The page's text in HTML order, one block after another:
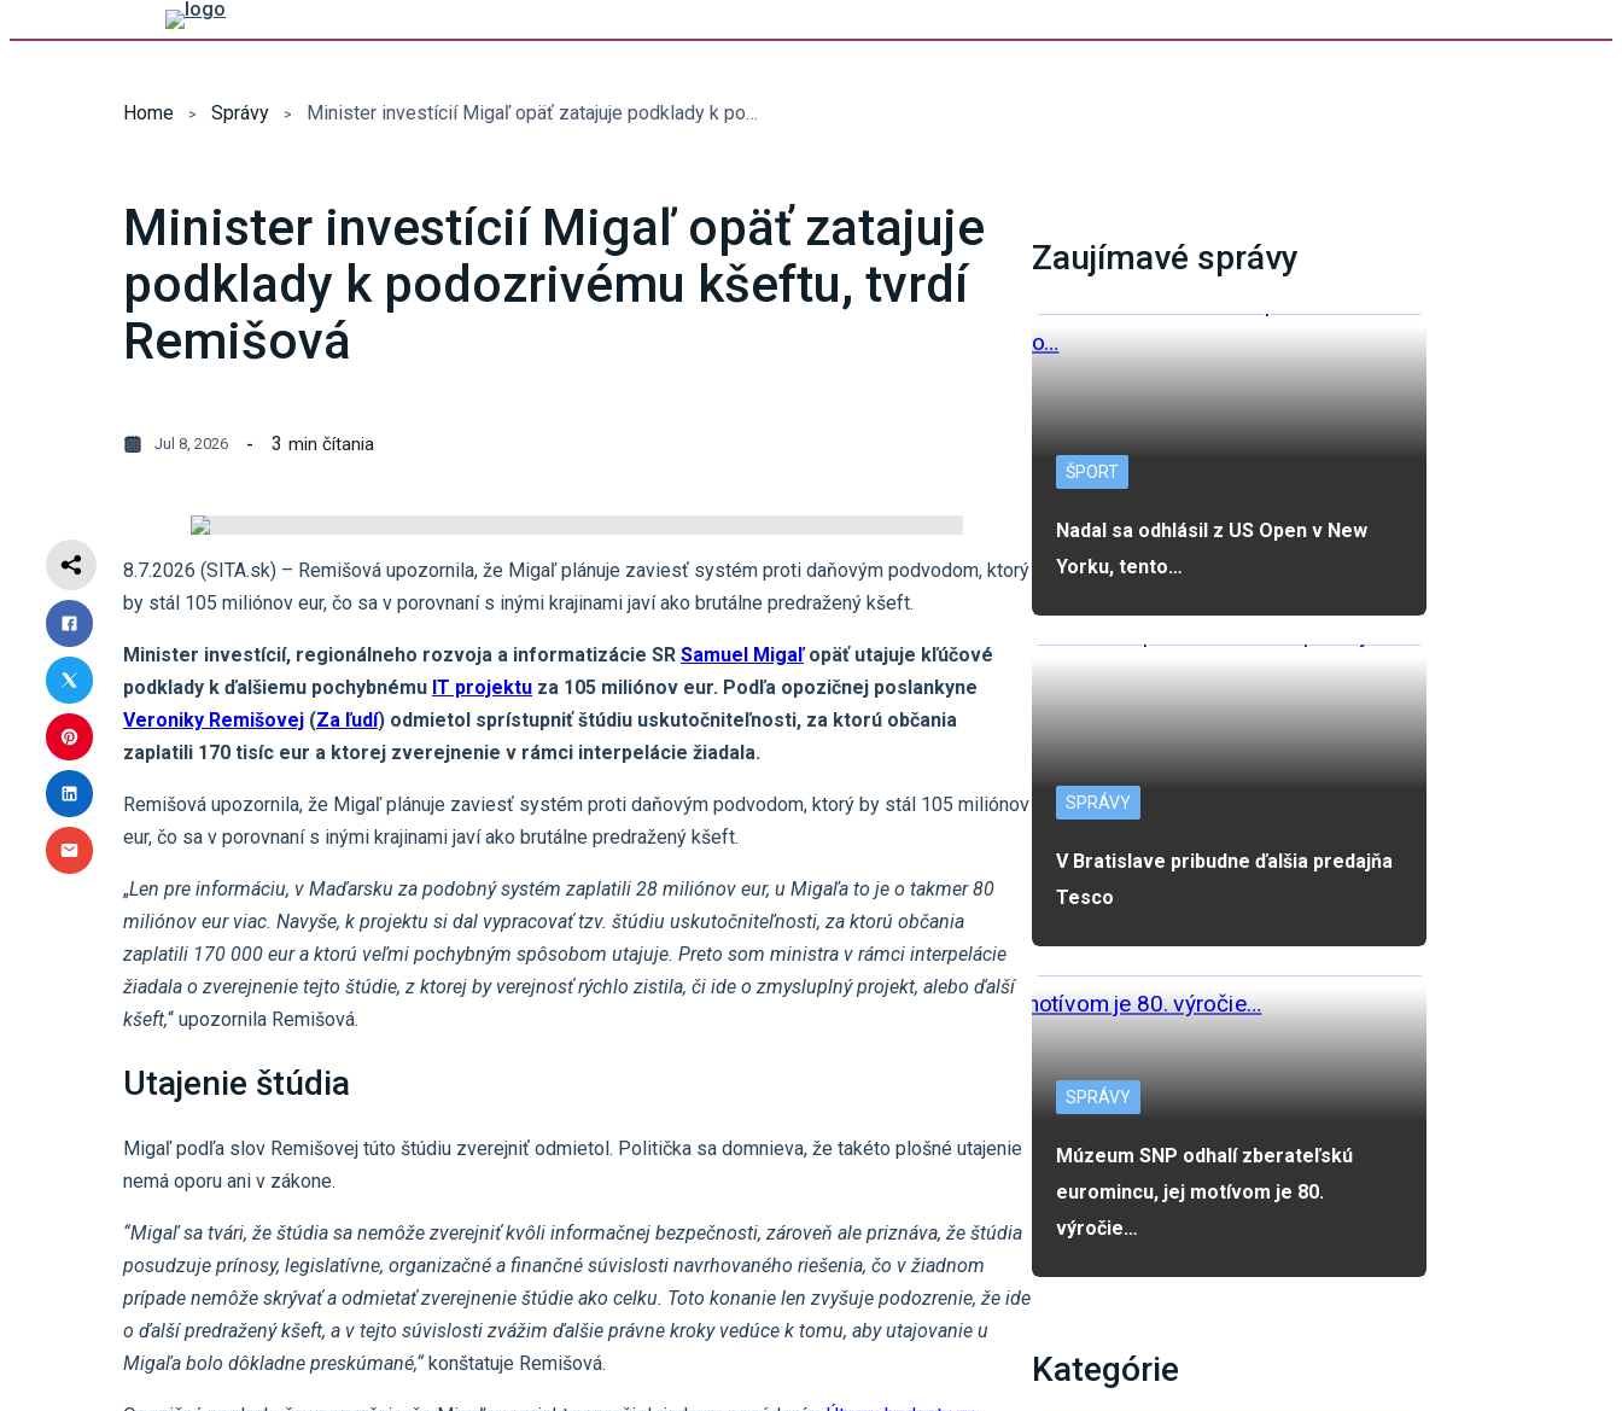
Home Správy Minister investícií Migaľ opäť zatajuje podklady k podozrivému kšeftu, tvrdí Remišová
Minister investícií Migaľ opäť zatajuje
podklady k podozrivému kšeftu, tvrdí
Remišová
Jul 8, 2026 3 min čítania
8.7.2026 (SITA.sk) – Remišová upozornila, že Migaľ plánuje zaviesť systém proti daňovým podvodom, ktorý
by stál 105 miliónov eur, čo sa v porovnaní s inými krajinami javí ako brutálne predražený kšeft.
Minister investícií, regionálneho rozvoja a informatizácie SR Samuel Migaľopäť utajuje kľúčové
podklady k ďalšiemu pochybnému IT projektu za 105 miliónov eur. Podľa opozičnej poslankyne
Veroniky Remišovej (Za ľudí) odmietol sprístupniť štúdiu uskutočniteľnosti, za ktorú občania
zaplatili 170 tisíc eur a ktorej zverejnenie v rámci interpelácie žiadala.
Remišová upozornila, že Migaľ plánuje zaviesť systém proti daňovým podvodom, ktorý by stál 105 miliónov
eur, čo sa v porovnaní s inými krajinami javí ako brutálne predražený kšeft.
„Len pre informáciu, v Maďarsku za podobný systém zaplatili 28 miliónov eur, u Migaľa to je o takmer 80
miliónov eur viac. Navyše, k projektu si dal vypracovať tzv. štúdiu uskutočniteľnosti, za ktorú občania
zaplatili 170 000 eur a ktorú veľmi pochybným spôsobom utajuje. Preto som ministra v rámci interpelácie
žiadala o zverejnenie tejto štúdie, z ktorej by verejnosť rýchlo zistila, či ide o zmysluplný projekt, alebo ďalší
kšeft,“ upozornila Remišová.
Utajenie štúdia
Migaľ podľa slov Remišovej túto štúdiu zverejniť odmietol. Politička sa domnieva, že takéto plošné utajenie
nemá oporu ani v zákone.
“Migaľ sa tvári, že štúdia sa nemôže zverejniť kvôli informačnej bezpečnosti, zároveň ale priznáva, že štúdia
posudzuje prínosy, legislatívne, organizačné a finančné súvislosti navrhovaného riešenia, čo v žiadnom
prípade nemôže skrývať a odmietať zverejnenie štúdie ako celku. Toto konanie len zvyšuje podozrenie, že ide
o ďalší predražený kšeft, a v tejto súvislosti zvážim ďalšie právne kroky vedúce k tomu, aby utajovanie u
Migaľa bolo dôkladne preskúmané,“konštatuje Remišová.
Zaujímavé správy
ŠPORT
Nadal sa odhlásil z US Open v New
Yorku, tento…
SPRÁVY
V Bratislave pribudne ďalšia predajňa
Tesco
SPRÁVY
Múzeum SNP odhalí zberateľskú
euromincu, jej motívom je 80.
výročie…
Kategórie